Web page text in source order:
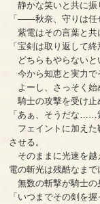
静かな笑いと共に振
「――秋奈、守りは任
紫電はその言葉と共
「宝剣は取り返して
どちらもやらないと
今から知恵と実力で
よーし、さっそく始
騎士の攻撃を受け止
「あぁ、そうだな
フェイントに加えた
させる。
そのままに光速を越
電の斬光は残酷なまで
無数の斬撃が騎士の
「いつまでその剣を